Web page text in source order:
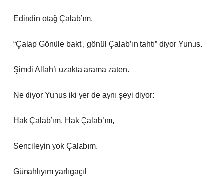
Edindin otağ Çalab’ım.
“Çalap Gönüle baktı, gönül Çalab’ın tahtı” diyor Yunus.
Şimdi Allah’ı uzakta arama zaten.
Ne diyor Yunus iki yer de aynı şeyi diyor:
Hak Çalab’ım, Hak Çalab’ım,
Sencileyin yok Çalabım.
Günahlıyım yarlıgagıl